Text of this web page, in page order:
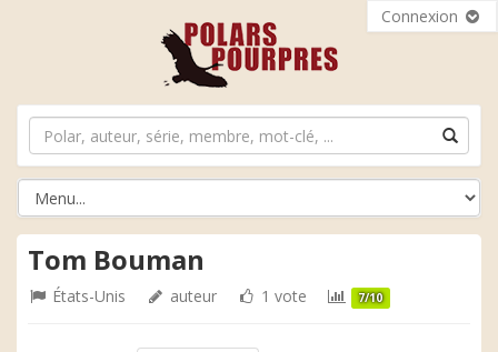
Connexion
Tom Bouman
États-Unis auteur 1 vote 7/10